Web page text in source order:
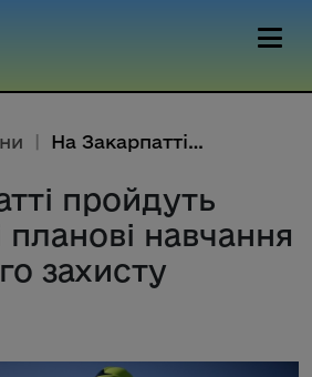
| На Закарпатті пройдуть масштаб...
пройдуть
навчання
захисту